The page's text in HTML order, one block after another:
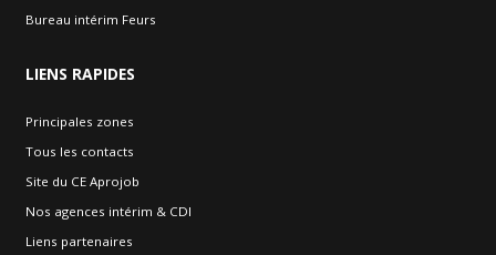
Bureau intérim Feurs
LIENS RAPIDES
Principales zones
Tous les contacts
Site du CE Aprojob
Nos agences intérim & CDI
Liens partenaires